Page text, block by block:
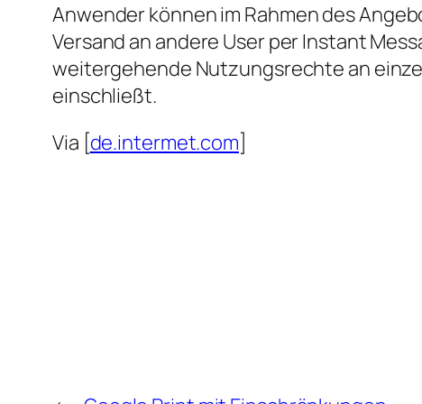
Anwender können im Rahmen des
Versand an andere User per Instant
weitergehende Nutzungsrechte an
einschließt.
Via [de.intermet.com]